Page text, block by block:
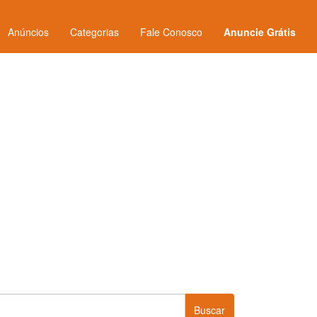
Anúncios Categorias Fale Conosco Anuncie Grátis
Buscar